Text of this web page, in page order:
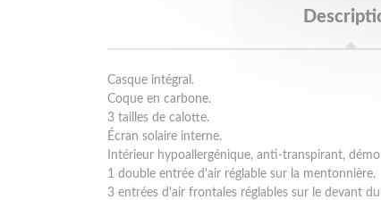
Casque intégral.
Coque en carbone.
3 tailles de calotte.
Écran solaire interne.
Intérieur hypoallergénique, anti-transpirant,
1 double entrée d'air réglable sur la mentonnière.
3 entrées d'air frontales réglables sur le devant